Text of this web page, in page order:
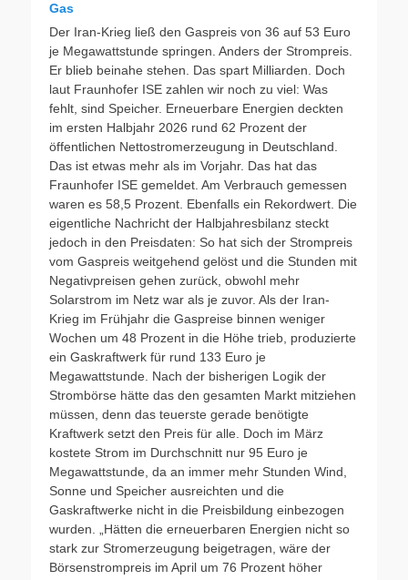
Gas
Der Iran-Krieg ließ den Gaspreis von 36 auf 53 Euro
je Megawattstunde springen. Anders der Strompreis.
Er blieb beinahe stehen. Das spart Milliarden. Doch
laut Fraunhofer ISE zahlen wir noch zu viel: Was
fehlt, sind Speicher. Erneuerbare Energien deckten
im ersten Halbjahr 2026 rund 62 Prozent der
öffentlichen Nettostromerzeugung in Deutschland.
Das ist etwas mehr als im Vorjahr. Das hat das
Fraunhofer ISE gemeldet. Am Verbrauch gemessen
waren es 58,5 Prozent. Ebenfalls ein Rekordwert. Die
eigentliche Nachricht der Halbjahresbilanz steckt
jedoch in den Preisdaten: So hat sich der Strompreis
vom Gaspreis weitgehend gelöst und die Stunden mit
Negativpreisen gehen zurück, obwohl mehr
Solarstrom im Netz war als je zuvor. Als der Iran-
Krieg im Frühjahr die Gaspreise binnen weniger
Wochen um 48 Prozent in die Höhe trieb, produzierte
ein Gaskraftwerk für rund 133 Euro je
Megawattstunde. Nach der bisherigen Logik der
Strombörse hätte das den gesamten Markt mitziehen
müssen, denn das teuerste gerade benötigte
Kraftwerk setzt den Preis für alle. Doch im März
kostete Strom im Durchschnitt nur 95 Euro je
Megawattstunde, da an immer mehr Stunden Wind,
Sonne und Speicher ausreichten und die
Gaskraftwerke nicht in die Preisbildung einbezogen
wurden. „Hätten die erneuerbaren Energien nicht so
stark zur Stromerzeugung beigetragen, wäre der
Börsenstrompreis im April um 76 Prozent höher